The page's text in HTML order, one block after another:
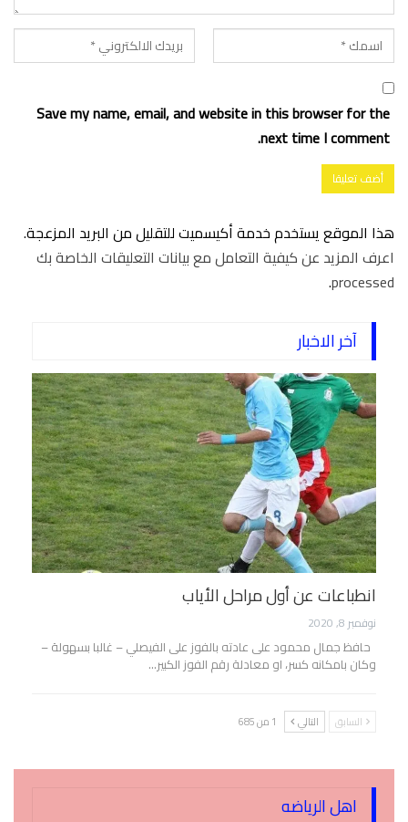
Save my name, email, and website in this browser for the
next time I comment.
هذا الموقع يستخدم خدمة أكيسميت للتقليل من البريد المزعجة.
اعرف المزيد عن كيفية التعامل مع بيانات التعليقات الخاصة بك
processed
.
آخر الاخبار
انطباعات عن أول مراحل الأياب
نوفمبر 8, 2020
حافظ جمال محمود على عادته بالفوز على الفيصلي – غالبا بسهولة –
وكان بامكانه كسر، او معادلة رقم الفوز الكبير…
السابق التالي 1 من 685
اهل الرياضه